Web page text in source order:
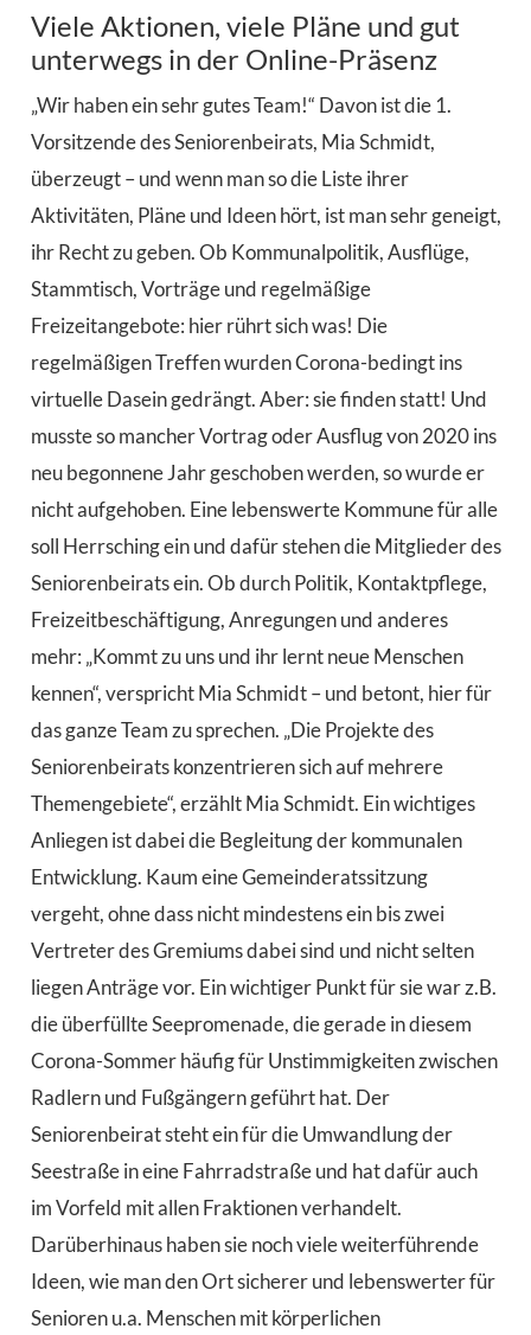
Viele Aktionen, viele Pläne und gut
unterwegs in der Online-Präsenz
„Wir haben ein sehr gutes Team!“ Davon ist die 1.
Vorsitzende des Seniorenbeirats, Mia Schmidt,
überzeugt – und wenn man so die Liste ihrer
Aktivitäten, Pläne und Ideen hört, ist man sehr geneigt,
ihr Recht zu geben. Ob Kommunalpolitik, Ausflüge,
Stammtisch, Vorträge und regelmäßige
Freizeitangebote: hier rührt sich was! Die
regelmäßigen Treffen wurden Corona-bedingt ins
virtuelle Dasein gedrängt. Aber: sie finden statt! Und
musste so mancher Vortrag oder Ausflug von 2020 ins
neu begonnene Jahr geschoben werden, so wurde er
nicht aufgehoben. Eine lebenswerte Kommune für alle
soll Herrsching ein und dafür stehen die Mitglieder des
Seniorenbeirats ein. Ob durch Politik, Kontaktpflege,
Freizeitbeschäftigung, Anregungen und anderes
mehr: „Kommt zu uns und ihr lernt neue Menschen
kennen“, verspricht Mia Schmidt – und betont, hier für
das ganze Team zu sprechen. „Die Projekte des
Seniorenbeirats konzentrieren sich auf mehrere
Themengebiete“, erzählt Mia Schmidt. Ein wichtiges
Anliegen ist dabei die Begleitung der kommunalen
Entwicklung. Kaum eine Gemeinderatssitzung
vergeht, ohne dass nicht mindestens ein bis zwei
Vertreter des Gremiums dabei sind und nicht selten
liegen Anträge vor. Ein wichtiger Punkt für sie war z.B.
die überfüllte Seepromenade, die gerade in diesem
Corona-Sommer häufig für Unstimmigkeiten zwischen
Radlern und Fußgängern geführt hat. Der
Seniorenbeirat steht ein für die Umwandlung der
Seestraße in eine Fahrradstraße und hat dafür auch
im Vorfeld mit allen Fraktionen verhandelt.
Darüberhinaus haben sie noch viele weiterführende
Ideen, wie man den Ort sicherer und lebenswerter für
Senioren u.a. Menschen mit körperlichen